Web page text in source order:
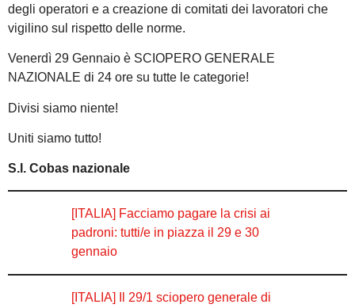
degli operatori e a creazione di comitati dei lavoratori che
vigilino sul rispetto delle norme.
Venerdì 29 Gennaio è SCIOPERO GENERALE
NAZIONALE di 24 ore su tutte le categorie!
Divisi siamo niente!
Uniti siamo tutto!
S.I. Cobas nazionale
[ITALIA] Facciamo pagare la crisi ai
padroni: tutti/e in piazza il 29 e 30
gennaio
[ITALIA] Il 29/1 sciopero generale di